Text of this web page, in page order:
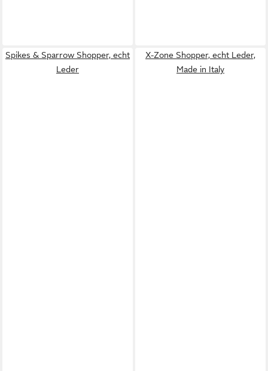
Spikes & Sparrow Shopper, echt
Leder
X-Zone Shopper, echt Leder,
Made in Italy